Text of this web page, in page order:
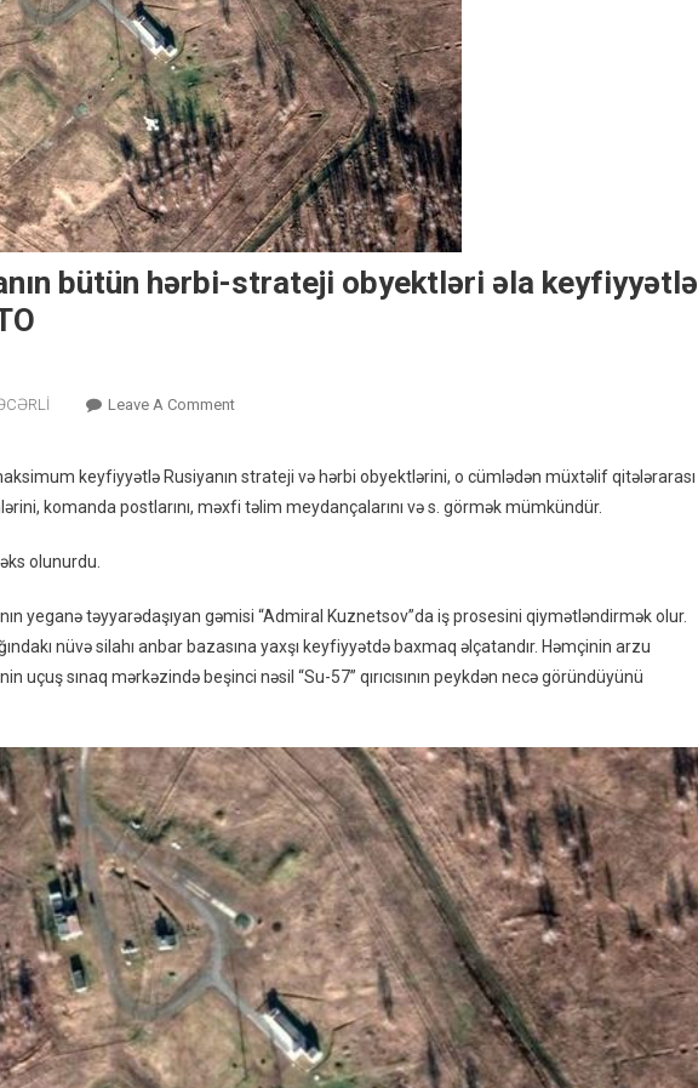
bütün hərbi-strateji obyektləri əla keyfiyyətlə
Leave A CommentOn
Bütün
Hərbi-
Keyfiyyətlə
Əlçatan
Oldu
keyfiyyətlə Rusiyanın strateji və hərbi obyektlərini, o cümlədən müxtəlif qitələrarası
komanda postlarını, məxfi təlim meydançalarını və s. görmək mümkündür.
olunurdu.
yeganə təyyarədaşıyan gəmisi “Admiral Kuznetsov”da iş prosesini qiymətləndirmək olur.
nüvə silahı anbar bazasına yaxşı keyfiyyətdə baxmaq əlçatandır. Həmçinin arzu
uçuş sınaq mərkəzində beşinci nəsil “Su-57” qırıcısının peykdən necə göründüyünü